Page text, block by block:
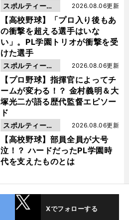
【高校野球】「プロ入り後もあ
の衝撃を超える選手はいな
い」。PL学園トリオが衝撃を受
けた選手
2026.08.06更新
スポルティーバ
動画
【プロ野球】指揮官によってチ
ームが変わる！？ 金村義明＆大
塚光二が語る歴代監督エピソー
ド
2026.08.06更新
スポルティーバ
動画
【高校野球】部員全員が大号
泣！？ ハードだったPL学園時
代を支えたものとは
2026.08.06更新
スポルティーバ
動画
Xでフォローする